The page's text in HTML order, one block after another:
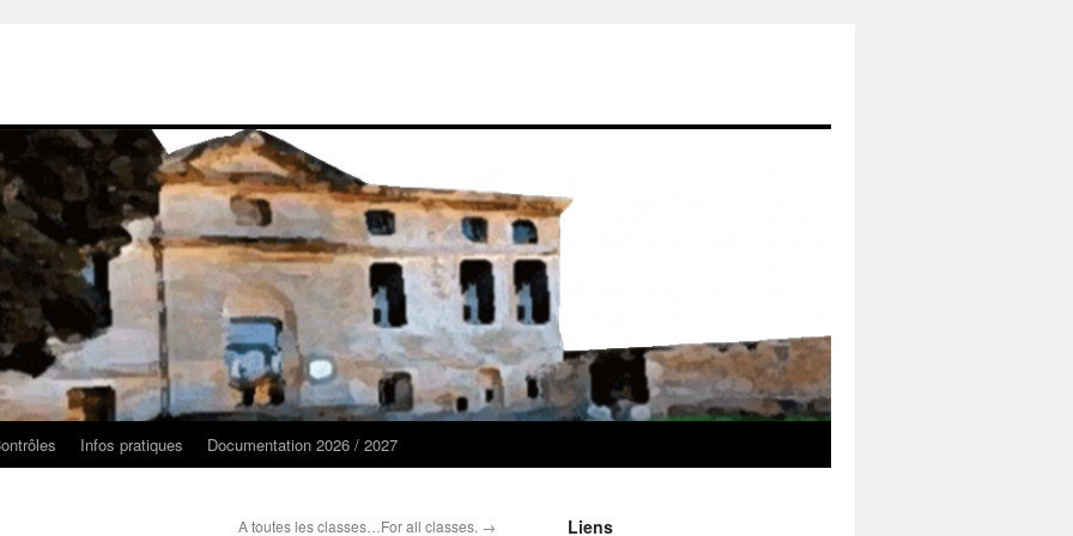
Infos pratiques Documentation 2026 / 2027
A toutes les classes…For all classes. → Liens